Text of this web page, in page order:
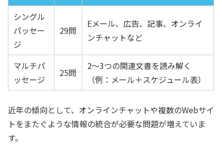
シングル
パッセー
ジ
29問
Eメール、広告、記事、オンライ
ンチャットなど
マルチパ
ッセージ
25問
2〜3つの関連文書を読み解く
（例：メール＋スケジュール表）
近年の傾向として、オンラインチャットや複数のWebサイ
トをまたぐような情報の統合が必要な問題が増えていま
す。